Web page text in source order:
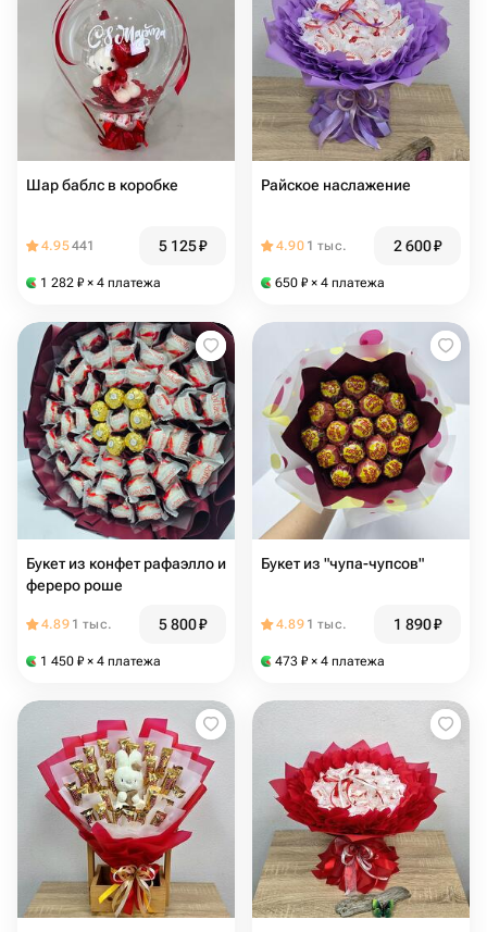
Шар баблс в коробке
4.95441 5 125₽
1 282 ₽ × 4 платежа
Райское наслажение
4.90 1 тыс. 2 600₽
650 ₽ × 4 платежа
Букет из конфет рафаэлло и
фереро роше
4.89 1 тыс. 5 800₽
1 450 ₽ × 4 платежа
Букет из "чупа-чупсов"
4.89 1 тыс. 1 890₽
473 ₽ × 4 платежа